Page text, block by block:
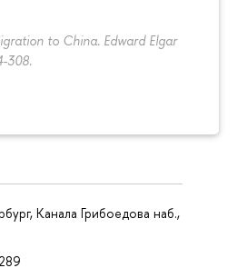
to China. Edward Elgar
308.
Канала Грибоедова наб.,